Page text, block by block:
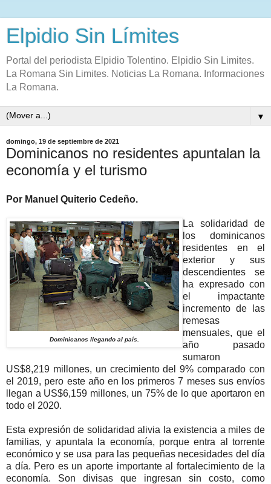
Elpidio Sin Límites
Portal del periodista Elpidio Tolentino. Elpidio Sin Limites.
La Romana Sin Limites. Noticias La Romana. Informaciones
La Romana.
▼
domingo, 19 de septiembre de 2021
Dominicanos no residentes apuntalan la
economía y el turismo
Por Manuel Quiterio Cedeño.
Dominicanos llegando al país.
La solidaridad de
los dominicanos
residentes en el
exterior y sus
descendientes se
ha expresado con
el impactante
incremento de las
remesas
mensuales, que el
año pasado
sumaron
US$8,219 millones, un crecimiento del 9% comparado con
el 2019, pero este año en los primeros 7 meses sus envíos
llegan a US$6,159 millones, un 75% de lo que aportaron en
todo el 2020.
Esta expresión de solidaridad alivia la existencia a miles de
familias, y apuntala la economía, porque entra al torrente
económico y se usa para las pequeñas necesidades del día
a día. Pero es un aporte importante al fortalecimiento de la
economía. Son divisas que ingresan sin costo, como